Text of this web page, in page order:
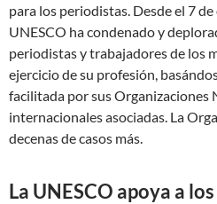
para los periodistas. Desde el 7
UNESCO ha condenado y
periodistas y trabajadores de los
ejercicio de su profesión,
facilitada por sus Organizaciones
internacionales asociadas. La
decenas de casos más.
La UNESCO apoya a